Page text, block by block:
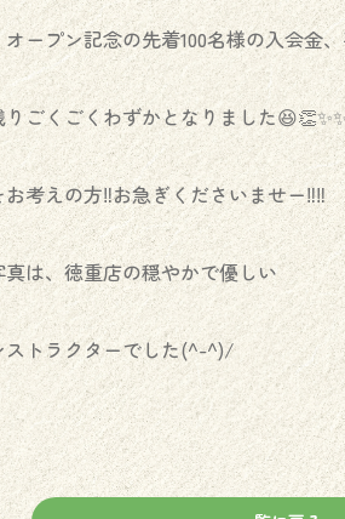
ープン記念の先着100名様の入会金
ごくごくわずかとなりました
考えの方‼️お急ぎくださいませー‼️‼️
は、徳重店の穏やかで優しい
ストラクターでした(^-^)/